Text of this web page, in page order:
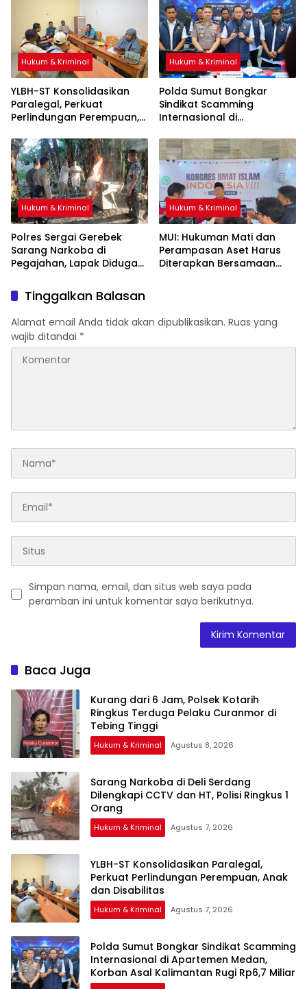
Hukum & Kriminal
YLBH-ST Konsolidasikan
Paralegal, Perkuat
Perlindungan Perempuan,
Hukum & Kriminal
Polda Sumut Bongkar
Sindikat Scamming
Internasional di
Asal Kalimantan Rugi Rp6,7
Miliar
Hukum & Kriminal
Polres Sergai Gerebek
Sarang Narkoba di
Pegajahan, Lapak Diduga
Dibakar
Hukum & Kriminal
‎MUI: Hukuman Mati dan
Perampasan Aset Harus
Diterapkan Bersamaan
Tinggalkan Balasan
Alamat email Anda tidak akan dipublikasikan. Ruas yang
wajib ditandai *
Simpan nama, email, dan situs web saya pada
peramban ini untuk komentar saya berikutnya.
Baca Juga
Kurang dari 6 Jam, Polsek Kotarih
Ringkus Terduga Pelaku Curanmor di
Tebing Tinggi
Hukum & Kriminal Agustus 8, 2026
Sarang Narkoba di Deli Serdang
Dilengkapi CCTV dan HT, Polisi Ringkus 1
Orang
Hukum & Kriminal Agustus 7, 2026
YLBH-ST Konsolidasikan Paralegal,
Perkuat Perlindungan Perempuan, Anak
Hukum & Kriminal Agustus 7, 2026
Polda Sumut Bongkar Sindikat Scamming
Internasional di Apartemen Medan,
Korban Asal Kalimantan Rugi Rp6,7 Miliar